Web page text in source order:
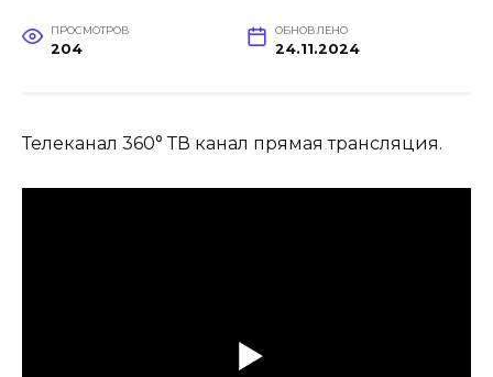
ПРОСМОТРОВ
204
ОБНОВЛЕНО
24.11.2024
Телеканал 360° ТВ канал прямая трансляция.